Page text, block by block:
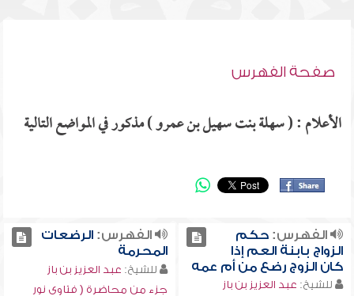
صفحة الفهرس
الأعلام : ( سهلة بنت سهيل بن عمرو ) مذكور في المواضع التالية
الفهرس:حكم
الزواج بابنة العم إذا
كان الزوج رضع من أم عمه
للشيخ: عبد العزيز بن باز
الفهرس:الرضعات
المحرمة
للشيخ: عبد العزيز بن باز
جزء من محاضرة ( فتاوى نور